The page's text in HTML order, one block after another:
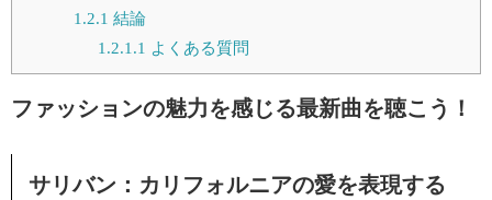
1.2.1 結論
1.2.1.1 よくある質問
ファッションの魅力を感じる最新曲を聴こう！
サリバン：カリフォルニアの愛を表現する